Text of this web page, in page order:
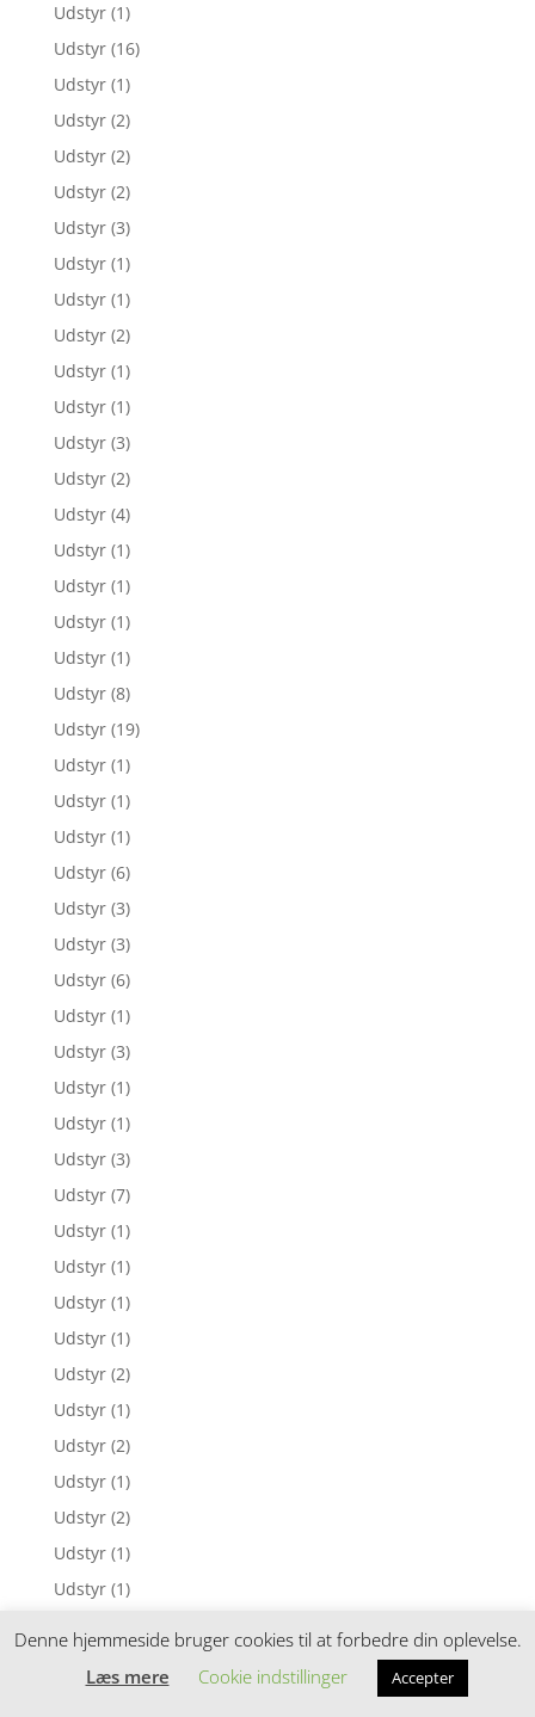
Udstyr (1)
Udstyr (16)
Udstyr (1)
Udstyr (2)
Udstyr (2)
Udstyr (2)
Udstyr (3)
Udstyr (1)
Udstyr (1)
Udstyr (2)
Udstyr (1)
Udstyr (1)
Udstyr (3)
Udstyr (2)
Udstyr (4)
Udstyr (1)
Udstyr (1)
Udstyr (1)
Udstyr (1)
Udstyr (8)
Udstyr (19)
Udstyr (1)
Udstyr (1)
Udstyr (1)
Udstyr (6)
Udstyr (3)
Udstyr (3)
Udstyr (6)
Udstyr (1)
Udstyr (3)
Udstyr (1)
Udstyr (1)
Udstyr (3)
Udstyr (7)
Udstyr (1)
Udstyr (1)
Udstyr (1)
Udstyr (1)
Udstyr (2)
Udstyr (1)
Udstyr (2)
Udstyr (1)
Udstyr (2)
Udstyr (1)
Udstyr (1)
Denne hjemmeside bruger cookies til at forbedre din oplevelse.
Læs mere
Cookie indstillinger Accepter